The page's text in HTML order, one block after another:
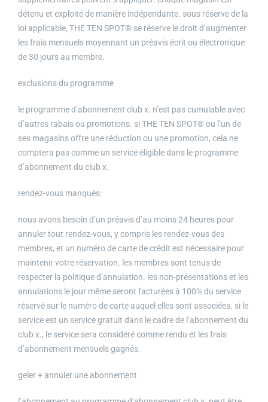
détenu et exploité de manière indépendante. sous réserve de la
loi applicable, THE TEN SPOT® se réserve le droit d’augmenter
les frais mensuels moyennant un préavis écrit ou électronique
de 30 jours au membre.
exclusions du programme
le programme d’abonnement club x. n’est pas cumulable avec
d’autres rabais ou promotions. si THE TEN SPOT® ou l’un de
ses magasins offre une réduction ou une promotion, cela ne
comptera pas comme un service éligible dans le programme
d’abonnement du club x.
rendez-vous manqués:
nous avons besoin d’un préavis d’au moins 24 heures pour
annuler tout rendez-vous, y compris les rendez-vous des
membres, et un numéro de carte de crédit est nécessaire pour
maintenir votre réservation. les membres sont tenus de
respecter la politique d’annulation. les non-présentations et les
annulations le jour même seront facturées à 100% du service
réservé sur le numéro de carte auquel elles sont associées. si le
service est un service gratuit dans le cadre de l’abonnement du
club x., le service sera considéré comme rendu et les frais
d’abonnement mensuels gagnés.
geler + annuler une abonnement